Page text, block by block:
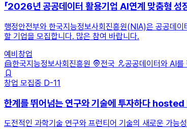
「2026년 공공데이터 활용기업 AI연계 맞춤형 성
행정안전부와 한국지능정보사회진흥원(NIA)은 공공데이
할 기업을 모집합니다. 많은 참여 바랍니다.
예비창업
한국지능정보사회진흥원
전국
공공데이터와 AI를
창업 모집중 D-11
한계를 뛰어넘는 연구와 기술에 투자하다
도전적인 과학기술 연구와 프런티어 기술의 새로운 가능